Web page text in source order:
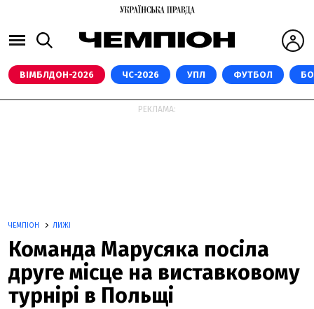
ВІМБЛДОН-2026 ЧС-2026 УПЛ ФУТБОЛ
РЕКЛАМА:
ЧЕМПІОН ЛИЖІ
Команда Марусяка посіла
друге місце на виставковому
турнірі в Польщі